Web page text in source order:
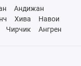
Андижан
Хива
Навои
Чирчик
Ангрен